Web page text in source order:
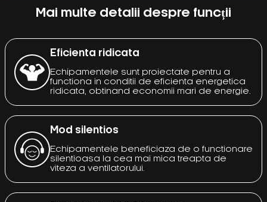
Mai multe detalii despre funcții
Eficienta ridicata
Echipamentele sunt proiectate pentru a
functiona in conditii de eficienta energetica
ridicata, obtinand economii mari de energie.
Mod silentios
Echipamentele beneficiaza de o functionare
silentioasa la cea mai mica treapta de
viteza a ventilatorului.